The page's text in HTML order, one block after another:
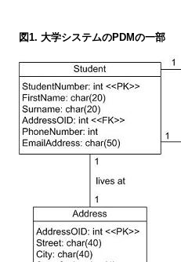
図1. 大学システムのPDMの一部